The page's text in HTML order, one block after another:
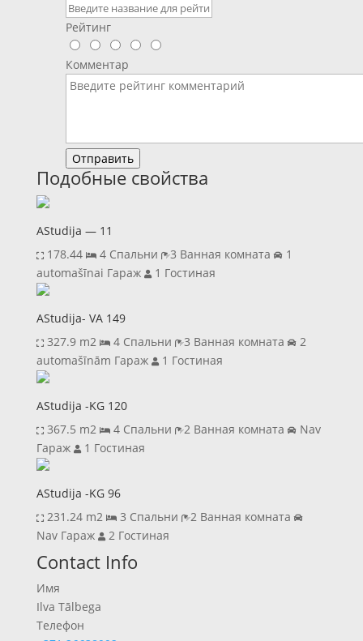
Рейтинг
Комментар
Отправить
Подобные свойства
AStudija — 11
178.44
4 Спальни 3 Ванная комната 1
automašīnai Гараж
1 Гостиная
AStudija- VA 149
327.9 m2
4 Спальни 3 Ванная комната 2
automašīnām Гараж
1 Гостиная
AStudija -KG 120
367.5 m2
4 Спальни 2 Ванная комната Nav
Гараж
1 Гостиная
AStudija -KG 96
231.24 m2
3 Спальни
2 Ванная комната
Nav Гараж
2 Гостиная
Previous
Next
Contact Info
Имя
Ilva Tālbega
Телефон